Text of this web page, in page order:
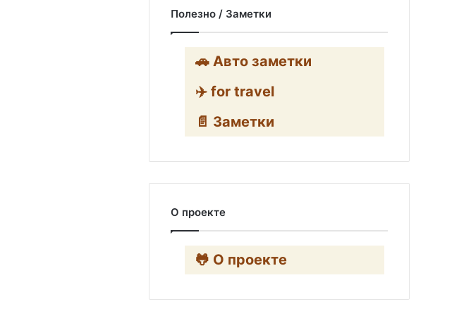
Полезно / Заметки
🚗 Авто заметки
✈️ for travel
📄 Заметки
О проекте
🐸 О проекте